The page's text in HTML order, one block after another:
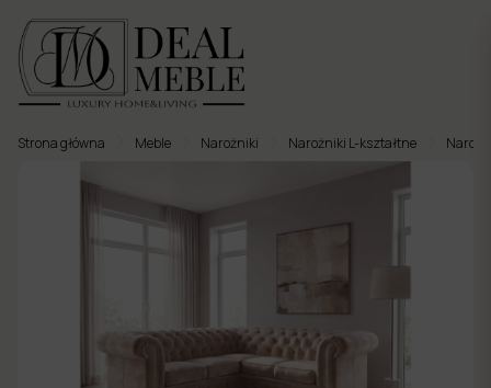
Strona główna Meble Narożniki Narożniki L-kształtne